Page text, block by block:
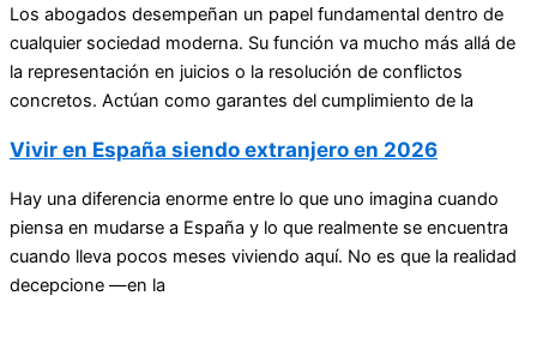
Los abogados desempeñan un papel fundamental dentro de
cualquier sociedad moderna. Su función va mucho más allá de
la representación en juicios o la resolución de conflictos
concretos. Actúan como garantes del cumplimiento de la
Vivir en España siendo extranjero en 2026
Hay una diferencia enorme entre lo que uno imagina cuando
piensa en mudarse a España y lo que realmente se encuentra
cuando lleva pocos meses viviendo aquí. No es que la realidad
decepcione —en la